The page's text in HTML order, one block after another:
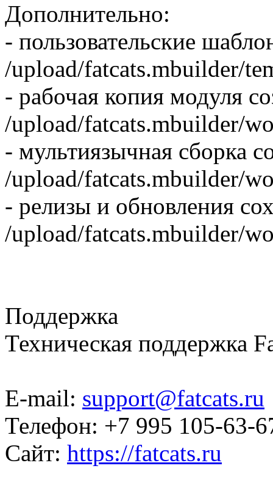
Дополнительно:
- пользовательские
/upload/fatcats.mbuilder/
- рабочая копия модуля
/upload/fatcats.mbuilder/
- мультиязычная сборка
/upload/fatcats.mbuilder/
- релизы и обновления
/upload/fatcats.mbuilder/
Поддержка
Техническая поддержка
E-mail: support@fatcats.ru
Телефон: +7 995 105-63-
Сайт: https://fatcats.ru